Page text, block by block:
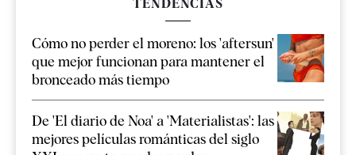
TENDENCIAS
Cómo no perder el moreno: los 'aftersun'
que mejor funcionan para mantener el
bronceado más tiempo
De 'El diario de Noa' a 'Materialistas': las
mejores películas románticas del siglo